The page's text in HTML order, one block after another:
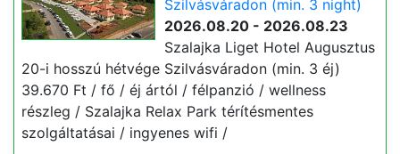
Szilvásváradon (min. 3 night)
2026.08.20 - 2026.08.23
Szalajka Liget Hotel Augusztus
20-i hosszú hétvége Szilvásváradon (min. 3 éj)
39.670 Ft / fő / éj ártól / félpanzió / wellness
részleg / Szalajka Relax Park térítésmentes
szolgáltatásai / ingyenes wifi /